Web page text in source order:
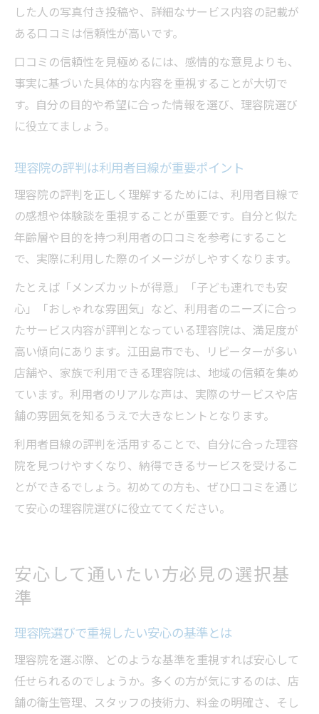
した人の写真付き投稿や、詳細なサービス内容の記載が
ある口コミは信頼性が高いです。
口コミの信頼性を見極めるには、感情的な意見よりも、
事実に基づいた具体的な内容を重視することが大切で
す。自分の目的や希望に合った情報を選び、理容院選び
に役立てましょう。
理容院の評判は利用者目線が重要ポイント
理容院の評判を正しく理解するためには、利用者目線で
の感想や体験談を重視することが重要です。自分と似た
年齢層や目的を持つ利用者の口コミを参考にすること
で、実際に利用した際のイメージがしやすくなります。
たとえば「メンズカットが得意」「子ども連れでも安
心」「おしゃれな雰囲気」など、利用者のニーズに合っ
たサービス内容が評判となっている理容院は、満足度が
高い傾向にあります。江田島市でも、リピーターが多い
店舗や、家族で利用できる理容院は、地域の信頼を集め
ています。利用者のリアルな声は、実際のサービスや店
舗の雰囲気を知るうえで大きなヒントとなります。
利用者目線の評判を活用することで、自分に合った理容
院を見つけやすくなり、納得できるサービスを受けるこ
とができるでしょう。初めての方も、ぜひ口コミを通じ
て安心の理容院選びに役立ててください。
安心して通いたい方必見の選択基
準
理容院選びで重視したい安心の基準とは
理容院を選ぶ際、どのような基準を重視すれば安心して
任せられるのでしょうか。多くの方が気にするのは、店
舗の衛生管理、スタッフの技術力、料金の明確さ、そし